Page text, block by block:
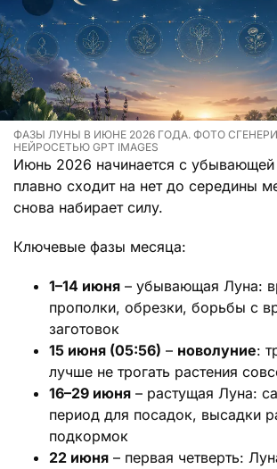
ФАЗЫ ЛУНЫ В ИЮНЕ 2026 ГОДА. ФОТО
НЕЙРОСЕТЬЮ GPT IMAGES
Июнь 2026 начинается с
плавно сходит на нет до середины
снова набирает силу.
Ключевые фазы месяца:
1–14 июня – убывающая Луна:
прополки, обрезки, борьбы с
заготовок
15 июня (05:56) – новолуние:
лучше не трогать растения
16–29 июня – растущая Луна:
период для посадок, высадки
подкормок
22 июня – первая четверть: